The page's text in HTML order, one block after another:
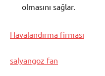
olmasını sağlar.
Havalandırma firması
salyangoz fan